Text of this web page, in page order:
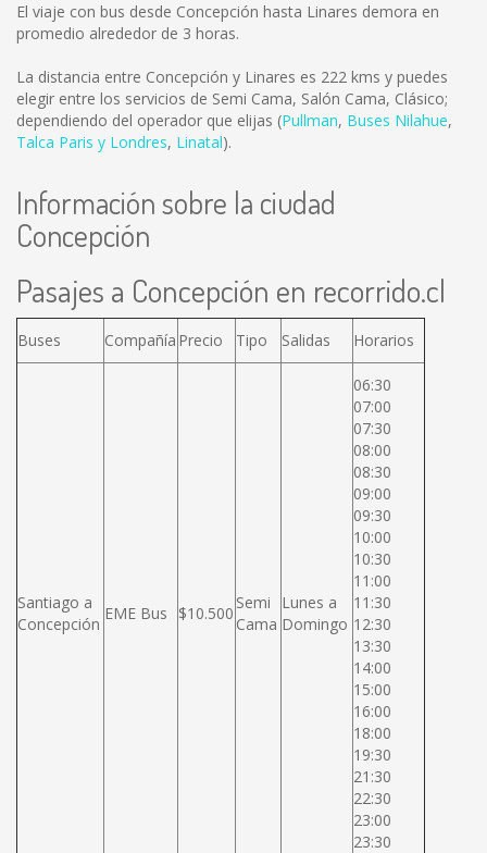
El viaje con bus desde Concepción hasta Linares demora en
promedio alrededor de 3 horas.
La distancia entre Concepción y Linares es 222 kms y puedes
elegir entre los servicios de Semi Cama, Salón Cama, Clásico;
dependiendo del operador que elijas (Pullman, Buses Nilahue,
Talca Paris y Londres, Linatal).
Información sobre la ciudad
Concepción
Pasajes a Concepción en recorrido.cl
Buses Compañía Precio Tipo Salidas Horarios
Santiago a
Concepción
EME Bus $10.500
Semi
Cama
Lunes a
Domingo
06:30
07:00
07:30
08:00
08:30
09:00
09:30
10:00
10:30
11:00
11:30
12:30
13:30
14:00
15:00
16:00
18:00
19:30
21:30
22:30
23:00
23:30